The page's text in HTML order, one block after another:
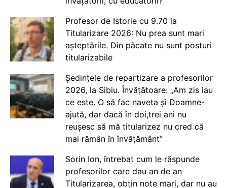
Profesor de Istorie cu 9.70 la
Titularizare 2026: Nu prea sunt mari
așteptările. Din păcate nu sunt posturi
titularizabile
Ședințele de repartizare a profesorilor
2026, la Sibiu. Învățătoare: „Am zis iau
ce este. O să fac naveta și Doamne-
ajută, dar dacă în doi,trei ani nu
reușesc să mă titularizez nu cred că
mai rămân în învățământ”
Sorin Ion, întrebat cum le răspunde
profesorilor care dau an de an
Titularizarea, obțin note mari, dar nu au